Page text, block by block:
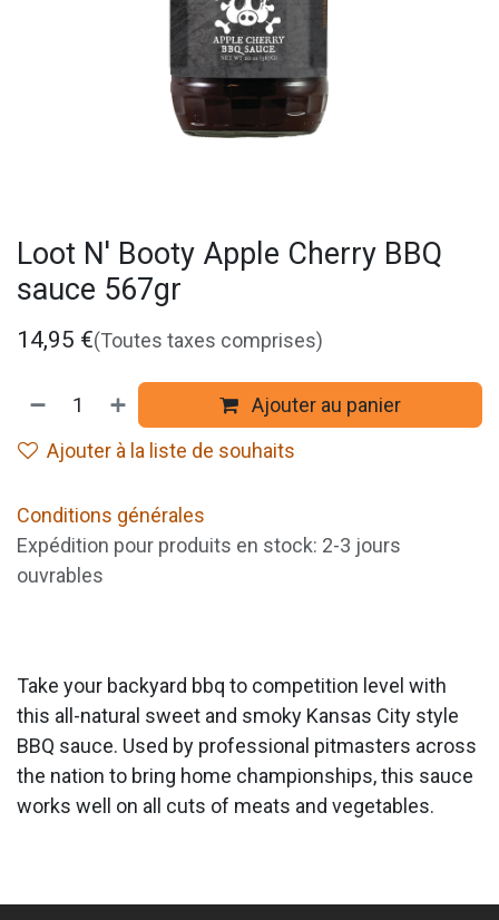
Loot N' Booty Apple Cherry BBQ
sauce 567gr
14,95 €(Toutes taxes comprises)
Ajouter au panier
Ajouter à la liste de souhaits
Conditions générales
Expédition pour produits en stock: 2-3 jours
ouvrables
Take your backyard bbq to competition level with
this all-natural sweet and smoky Kansas City style
BBQ sauce. Used by professional pitmasters across
the nation to bring home championships, this sauce
works well on all cuts of meats and vegetables.